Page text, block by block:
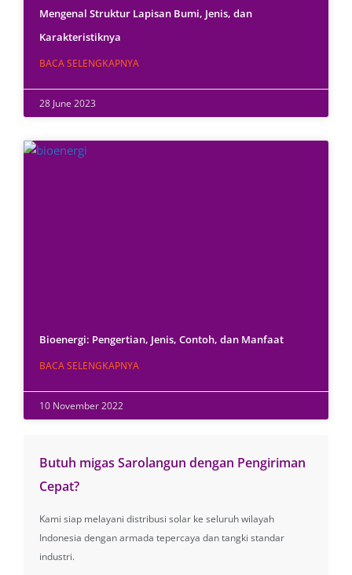
Mengenal Struktur Lapisan Bumi, Jenis, dan
Karakteristiknya
BACA SELENGKAPNYA
28 June 2023
Bioenergi: Pengertian, Jenis, Contoh, dan Manfaat
BACA SELENGKAPNYA
10 November 2022
Butuh migas Sarolangun dengan Pengiriman
Cepat?
Kami siap melayani distribusi solar ke seluruh wilayah
Indonesia dengan armada tepercaya dan tangki standar
industri.